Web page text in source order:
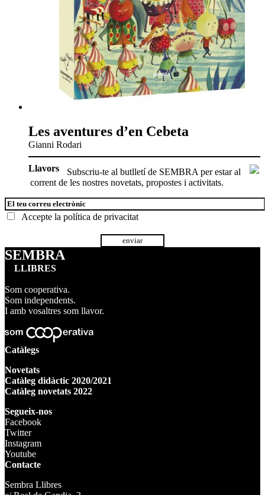
Les aventures d’en Cebeta
Gianni Rodari
Llavors
Subscriu-te al butlletí de SEMBRA per estar al
corrent de les nostres novetats, propostes i activitats.
Accepte la política de privacitat
SEMBRA
LLIBRES
Som cooperativa.
Som independents.
I amb vosaltres som llavor.
Catàlegs
Novetats
Catàleg didàctic 2020/2021
Catàleg novetats 2022
Segueix-nos
Facebook
Twitter
Instagram
Youtube
Contacte
Sembra Llibres